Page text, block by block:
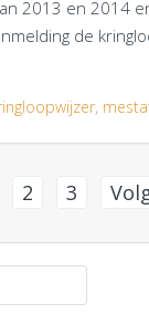
2013 en 2014
de
,
2 3